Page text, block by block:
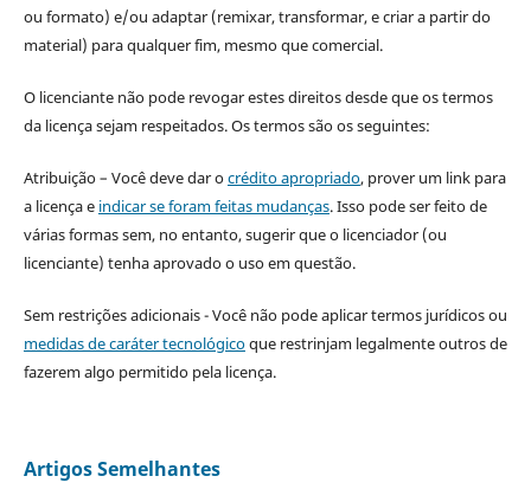
ou formato) e/ou adaptar (remixar, transformar, e criar a partir do
material) para qualquer fim, mesmo que comercial.
O licenciante não pode revogar estes direitos desde que os termos
da licença sejam respeitados. Os termos são os seguintes:
Atribuição – Você deve dar ocrédito apropriado, prover um link para
a licença e indicar se foram feitas mudanças. Isso pode ser feito de
várias formas sem, no entanto, sugerir que o licenciador (ou
licenciante) tenha aprovado o uso em questão.
Sem restrições adicionais - Você não pode aplicar termos jurídicos ou
medidas de caráter tecnológicoque restrinjam legalmente outros de
fazerem algo permitido pela licença.
Artigos Semelhantes